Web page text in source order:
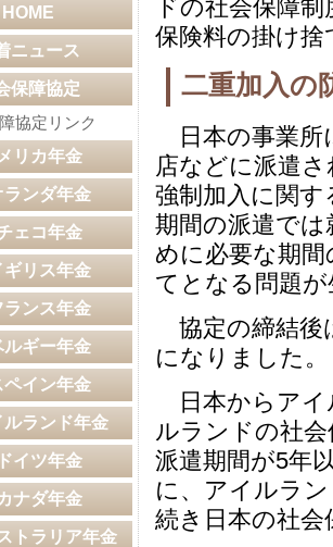
ドの社会保障
保険料の掛け
二重加入の
日本の事業所
店などに派遣
強制加入に関
期間の派遣で
めに必要な期
てとなる問題
協定の締結後
になりました。
日本からアイ
ルランドの社
派遣期間が5年
に、アイルラ
続き日本の社
HOME
ニュース
保障協定
協定リンク
リカ年金
ンダ年金
ェコ年金
リス年金
ンス年金
ギー年金
イン年金
ランド年金
イツ年金
ナダ年金
トラリア年金